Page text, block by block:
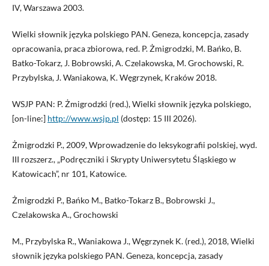
IV, Warszawa 2003.
Wielki słownik języka polskiego PAN. Geneza, koncepcja, zasady
opracowania, praca zbiorowa, red. P. Żmigrodzki, M. Bańko, B.
Batko-Tokarz, J. Bobrowski, A. Czelakowska, M. Grochowski, R.
Przybylska, J. Waniakowa, K. Węgrzynek, Kraków 2018.
WSJP PAN: P. Żmigrodzki (red.), Wielki słownik języka polskiego,
[on-line:] http://www.wsjp.pl (dostęp: 15 III 2026).
Żmigrodzki P., 2009, Wprowadzenie do leksykografii polskiej, wyd.
III rozszerz., „Podręczniki i Skrypty Uniwersytetu Śląskiego w
Katowicach”, nr 101, Katowice.
Żmigrodzki P., Bańko M., Batko-Tokarz B., Bobrowski J.,
Czelakowska A., Grochowski
M., Przybylska R., Waniakowa J., Węgrzynek K. (red.), 2018, Wielki
słownik języka polskiego PAN. Geneza, koncepcja, zasady